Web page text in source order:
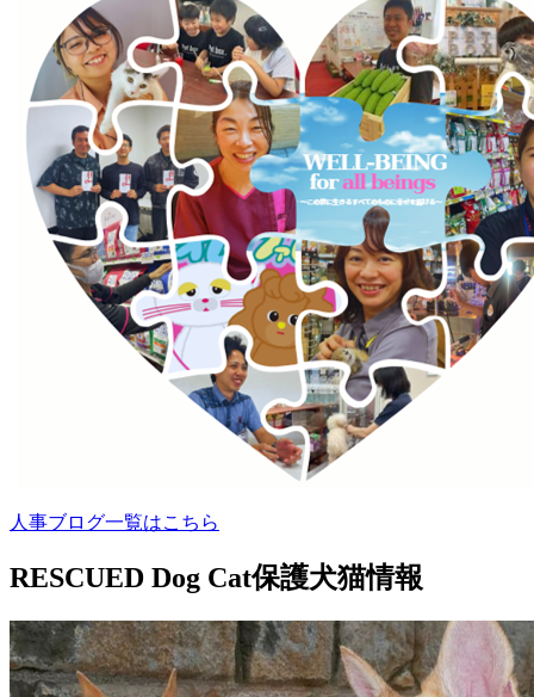
人事ブログ一覧はこちら
RESCUED Dog Cat保護犬猫情報